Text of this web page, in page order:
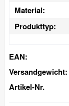
Material:
Produkttyp:
EAN:
Versandgewicht:
Artikel-Nr.